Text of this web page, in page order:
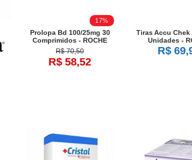
17%
Prolopa Bd 100/25mg 30
Comprimidos - ROCHE
R$ 70,50
R$ 58,52
Tiras Accu Chek
Unidades -
R$